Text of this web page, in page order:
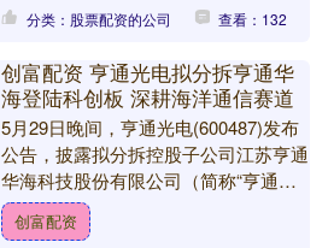
分类：股票配资的公司 查看：132
创富配资 亨通光电拟分拆亨通华
海登陆科创板 深耕海洋通信赛道
5月29日晚间，亨通光电(600487)发布
公告，披露拟分拆控股子公司江苏亨通
华海科技股份有限公司（简称“亨通华
海”）至上海证券交易所科创板上市的
预案，进一步聚....
创富配资